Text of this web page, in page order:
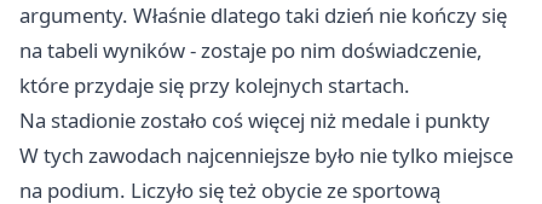
argumenty. Właśnie dlatego taki dzień nie kończy się
na tabeli wyników - zostaje po nim doświadczenie,
które przydaje się przy kolejnych startach.
Na stadionie zostało coś więcej niż medale i punkty
W tych zawodach najcenniejsze było nie tylko miejsce
na podium. Liczyło się też obycie ze sportową